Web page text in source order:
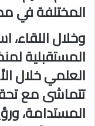
المختلفة في
وخلال
المستقبلية
تتماشى مع